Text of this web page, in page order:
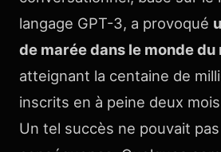
langage GPT-3, a provoqué
de marée dans le monde
atteignant la centaine de
inscrits en à peine deux
Un tel succès ne pouvait